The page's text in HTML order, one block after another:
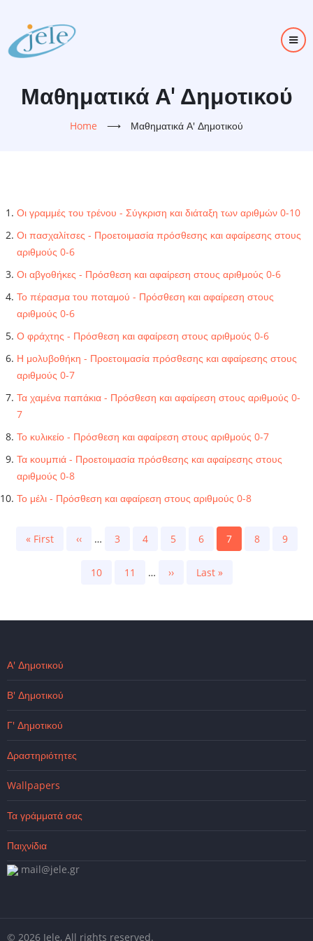
main
content
Μαθηματικά Α' Δημοτικού
Home ⟶ Μαθηματικά Α' Δημοτικού
Οι γραμμές του τρένου - Σύγκριση και διάταξη των αριθμών 0-10
Οι πασχαλίτσες - Προετοιμασία πρόσθεσης και αφαίρεσης στους
αριθμούς 0-6
Οι αβγοθήκες - Πρόσθεση και αφαίρεση στους αριθμούς 0-6
Το πέρασμα του ποταμού - Πρόσθεση και αφαίρεση στους
αριθμούς 0-6
Ο φράχτης - Πρόσθεση και αφαίρεση στους αριθμούς 0-6
Η μολυβοθήκη - Προετοιμασία πρόσθεσης και αφαίρεσης στους
αριθμούς 0-7
Τα χαμένα παπάκια - Πρόσθεση και αφαίρεση στους αριθμούς 0-
7
Το κυλικείο - Πρόσθεση και αφαίρεση στους αριθμούς 0-7
Τα κουμπιά - Προετοιμασία πρόσθεσης και αφαίρεσης στους
αριθμούς 0-8
Το μέλι - Πρόσθεση και αφαίρεση στους αριθμούς 0-8
First
« First
Previous
‹‹ … Page
3 Page
4 Page
5 Page
6
Current
7 Page
8 Page
9
Page
10 Page
11 …
Next
››
Last
Last »
Α' Δημοτικού
Β' Δημοτικού
Γ' Δημοτικού
Δραστηριότητες
Wallpapers
Τα γράμματά σας
Παιχνίδια
mail@jele.gr
© 2026 Jele, All rights reserved.